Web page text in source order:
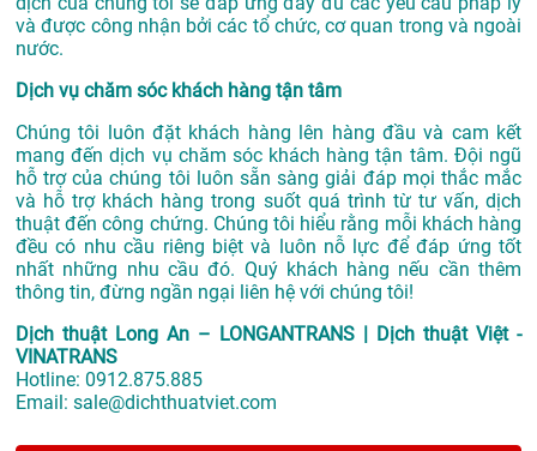
và được công nhận bởi các tổ chức, cơ quan trong và ngoài
nước.
Dịch vụ chăm sóc khách hàng tận tâm
Chúng tôi luôn đặt khách hàng lên hàng đầu và cam kết
mang đến dịch vụ chăm sóc khách hàng tận tâm. Đội ngũ
hỗ trợ của chúng tôi luôn sẵn sàng giải đáp mọi thắc mắc
và hỗ trợ khách hàng trong suốt quá trình từ tư vấn, dịch
thuật đến công chứng. Chúng tôi hiểu rằng mỗi khách hàng
đều có nhu cầu riêng biệt và luôn nỗ lực để đáp ứng tốt
nhất những nhu cầu đó. Quý khách hàng nếu cần thêm
thông tin, đừng ngần ngại liên hệ với chúng tôi!
Dịch thuật Long An – LONGANTRANS | Dịch thuật Việt -
VINATRANS
Hotline: 0912.875.885
Email: sale@dichthuatviet.com